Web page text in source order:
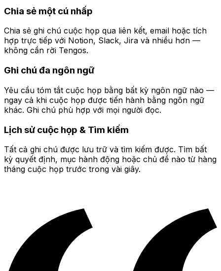
Chia sẻ một cú nhấp
Chia sẻ ghi chú cuộc họp qua liên kết, email hoặc tích
hợp trực tiếp với Notion, Slack, Jira và nhiều hơn —
không cần rời Tengos.
Ghi chú đa ngôn ngữ
Yêu cầu tóm tắt cuộc họp bằng bất kỳ ngôn ngữ nào —
ngay cả khi cuộc họp được tiến hành bằng ngôn ngữ
khác. Ghi chú phù hợp với mọi người đọc.
Lịch sử cuộc họp & Tìm kiếm
Tất cả ghi chú được lưu trữ và tìm kiếm được. Tìm bất
kỳ quyết định, mục hành động hoặc chủ đề nào từ hàng
tháng cuộc họp trước trong vài giây.